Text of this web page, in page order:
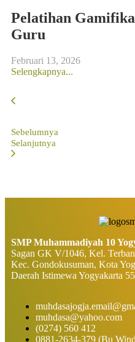
Pelatihan
Guru
Februari 13, 2026
Selengkapnya...
Sebelumnya
Selanjutnya
SMP Muhammadiyah 10
Sagan GK V/1046, Kel.
Kec. Gondokusuman, Kota
Daerah Istimewa Yogyakarta
muhdasa@yahoo.com
(0274) 560 412
0881-2634-379 (Bu